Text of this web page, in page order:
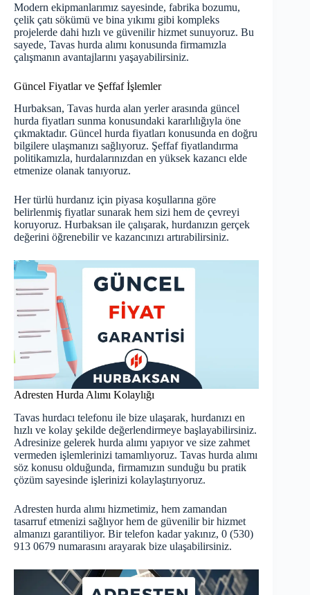
Modern ekipmanlarımız sayesinde, fabrika bozumu,
çelik çatı sökümü ve bina yıkımı gibi kompleks
projelerde dahi hızlı ve güvenilir hizmet sunuyoruz. Bu
sayede, Tavas hurda alımı konusunda firmamızla
çalışmanın avantajlarını yaşayabilirsiniz.
Güncel Fiyatlar ve Şeffaf İşlemler
Hurbaksan, Tavas hurda alan yerler arasında güncel
hurda fiyatları sunma konusundaki kararlılığıyla öne
çıkmaktadır. Güncel hurda fiyatları konusunda en doğru
bilgilere ulaşmanızı sağlıyoruz. Şeffaf fiyatlandırma
politikamızla, hurdalarınızdan en yüksek kazancı elde
etmenize olanak tanıyoruz.
Her türlü hurdanız için piyasa koşullarına göre
belirlenmiş fiyatlar sunarak hem sizi hem de çevreyi
koruyoruz. Hurbaksan ile çalışarak, hurdanızın gerçek
değerini öğrenebilir ve kazancınızı artırabilirsiniz.
Adresten Hurda Alımı Kolaylığı
Tavas hurdacı telefonu ile bize ulaşarak, hurdanızı en
hızlı ve kolay şekilde değerlendirmeye başlayabilirsiniz.
Adresinize gelerek hurda alımı yapıyor ve size zahmet
vermeden işlemlerinizi tamamlıyoruz. Tavas hurda alımı
söz konusu olduğunda, firmamızın sunduğu bu pratik
çözüm sayesinde işlerinizi kolaylaştırıyoruz.
Adresten hurda alımı hizmetimiz, hem zamandan
tasarruf etmenizi sağlıyor hem de güvenilir bir hizmet
almanızı garantiliyor. Bir telefon kadar yakınız, 0 (530)
913 0679 numarasını arayarak bize ulaşabilirsiniz.